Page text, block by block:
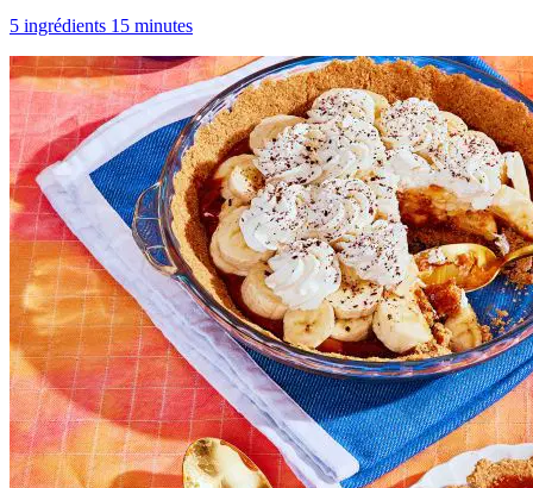
5 ingrédients 15 minutes